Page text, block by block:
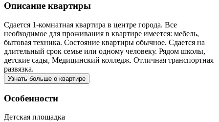
Описание квартиры
Сдается 1-комнатная квартира в центре города. Все
необходимое для проживания в квартире имеется: мебель,
бытовая техника. Состояние квартиры обычное. Сдается на
длительный срок семье или одному человеку. Рядом школы,
детские сады, Медицинский колледж. Отличная транспортная
развязка.
Узнать больше о квартире
Особенности
Детская площадка